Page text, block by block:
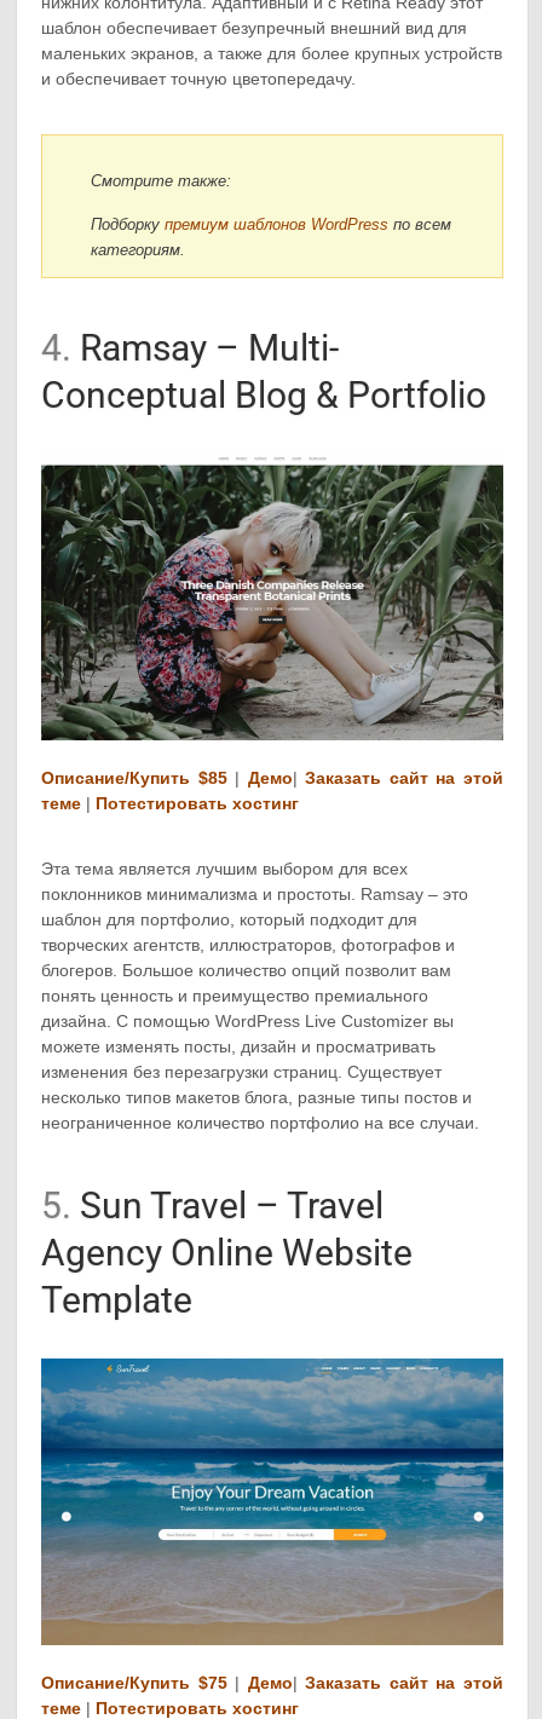
шаблон обеспечивает безупречный внешний вид для
маленьких экранов, а также для более крупных устройств
и обеспечивает точную цветопередачу.
Смотрите также:
Подборкупремиум шаблонов WordPress по всем
категориям.
4. Ramsay – Multi-
Conceptual Blog & Portfolio
Описание/Купить $85| Демо|Заказать сайт на этой
теме | Потестировать хостинг
Эта тема является лучшим выбором для всех
поклонников минимализма и простоты. Ramsay – это
шаблон для портфолио, который подходит для
творческих агентств, иллюстраторов, фотографов и
блогеров. Большое количество опций позволит вам
понять ценность и преимущество премиального
дизайна. С помощью WordPress Live Customizer вы
можете изменять посты, дизайн и просматривать
изменения без перезагрузки страниц. Существует
несколько типов макетов блога, разные типы постов и
неограниченное количество портфолио на все случаи.
5. Sun Travel – Travel
Agency Online Website
Template
Описание/Купить $75| Демо|Заказать сайт на этой
теме | Потестировать хостинг